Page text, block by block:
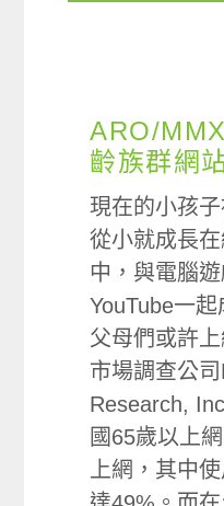
ARO/
齡族群網
現在的小孩
從小就成長
中，與電腦
YouTube一
父母們或許
市場調查公
Research,
國65歲以上
上網，其中